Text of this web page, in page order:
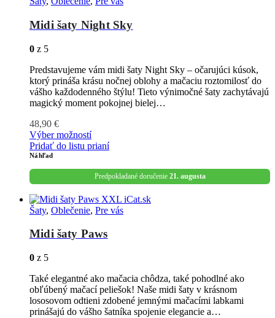
Midi šaty Night Sky
0 z 5
Predstavujeme vám midi šaty Night Sky – očarujúci kúsok,
ktorý prináša krásu nočnej oblohy a mačaciu roztomilosť do
vášho každodenného štýlu! Tieto výnimočné šaty zachytávajú
magický moment pokojnej bielej…
48,90 €
Výber možností
Pridať do listu prianí
Náhľad
Predpokladané doručenie 21. augusta
Šaty, Oblečenie, Pre vás
Midi šaty Paws
0 z 5
Také elegantné ako mačacia chôdza, také pohodlné ako
obľúbený mačací peliešok! Naše midi šaty v krásnom
lososovom odtieni zdobené jemnými mačacími labkami
prinášajú do vášho šatníka spojenie elegancie a…